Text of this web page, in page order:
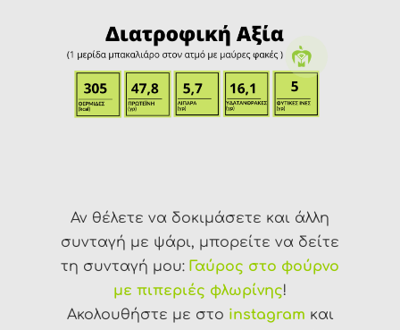
Αν θέλετε να δοκιμάσετε και άλλη
συνταγή με ψάρι, μπορείτε να δείτε
τη συνταγή μου: Γαύρος στο φούρνο
με πιπεριές φλωρίνης!
Ακολουθήστε με στο instagram και